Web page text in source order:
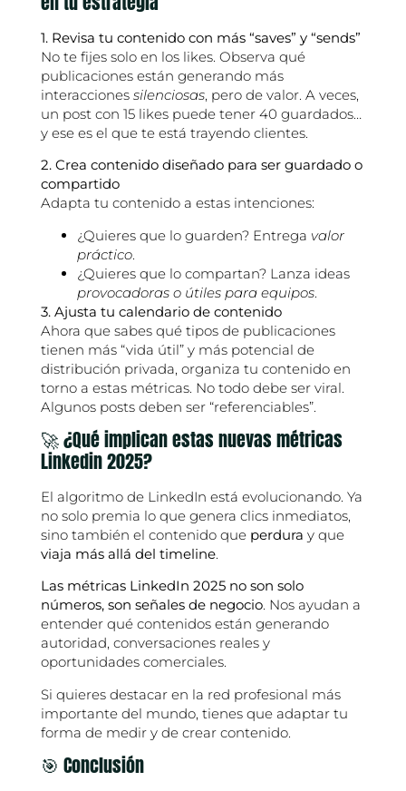
1. Revisa tu contenido con más “saves” y “sends”
No te fijes solo en los likes. Observa qué
publicaciones están generando más
interacciones silenciosas, pero de valor. A veces,
un post con 15 likes puede tener 40 guardados…
y ese es el que te está trayendo clientes.
2. Crea contenido diseñado para ser guardado o
compartido
Adapta tu contenido a estas intenciones:
¿Quieres que lo guarden? Entrega valor
práctico.
¿Quieres que lo compartan? Lanza ideas
provocadoras o útiles para equipos.
3. Ajusta tu calendario de contenido
Ahora que sabes qué tipos de publicaciones
tienen más “vida útil” y más potencial de
distribución privada, organiza tu contenido en
torno a estas métricas. No todo debe ser viral.
Algunos posts deben ser “referenciables”.
🚀 ¿Qué implican estas nuevas métricas
Linkedin 2025?
El algoritmo de LinkedIn está evolucionando. Ya
no solo premia lo que genera clics inmediatos,
sino también el contenido que perdura y que
viaja más allá del timeline.
Las métricas LinkedIn 2025 no son solo
números, son señales de negocio. Nos ayudan a
entender qué contenidos están generando
autoridad, conversaciones reales y
oportunidades comerciales.
Si quieres destacar en la red profesional más
importante del mundo, tienes que adaptar tu
forma de medir y de crear contenido.
🎯 Conclusión